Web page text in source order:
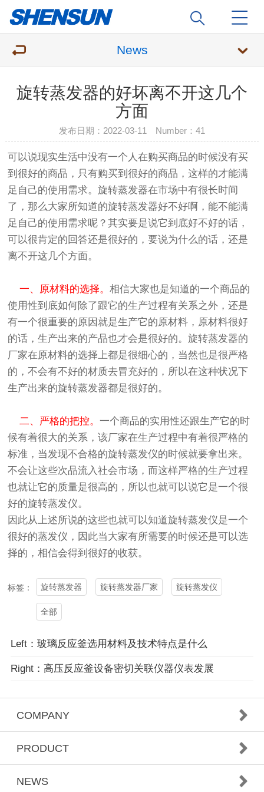
News
旋转蒸发器的好坏离不开这几个
方面
发布日期：2022-03-11 Number： 41
可以说现实生活中没有一个人在购买商品的时候没有买
到很好的商品，只有购买到很好的商品，这样的才能满
足自己的使用需求。旋转蒸发器在市场中有很长时间
了，那么大家所知道的旋转蒸发器好不好啊，能不能满
足自己的使用需求呢？其实要是说它到底好不好的话，
可以很肯定的回答还是很好的，要说为什么的话，还是
离不开这几个方面。
一、原材料的选择。相信大家也是知道的一个商品的
使用性到底如何除了跟它的生产过程有关系之外，还是
有一个很重要的原因就是生产它的原材料，原材料很好
的话，生产出来的产品也才会是很好的。旋转蒸发器的
厂家在原材料的选择上都是很细心的，当然也是很严格
的，不会有不好的材质去冒充好的，所以在这种状况下
生产出来的旋转蒸发器都是很好的。
二、严格的把控。一个商品的实用性还跟生产它的时
候有着很大的关系，该厂家在生产过程中有着很严格的
标准，当发现不合格的旋转蒸发仪的时候就要拿出来。
不会让这些次品流入社会市场，而这样严格的生产过程
也就让它的质量是很高的，所以也就可以说它是一个很
好的旋转蒸发仪。
因此从上述所说的这些也就可以知道旋转蒸发仪是一个
很好的蒸发仪，因此当大家有所需要的时候还是可以选
择的，相信会得到很好的收获。
标签： 旋转蒸发器 旋转蒸发器厂家 旋转蒸发仪
全部
Left：玻璃反应釜选用材料及技术特点是什么
Right：高压反应釜设备密切关联仪器仪表发展
COMPANY
PRODUCT
NEWS